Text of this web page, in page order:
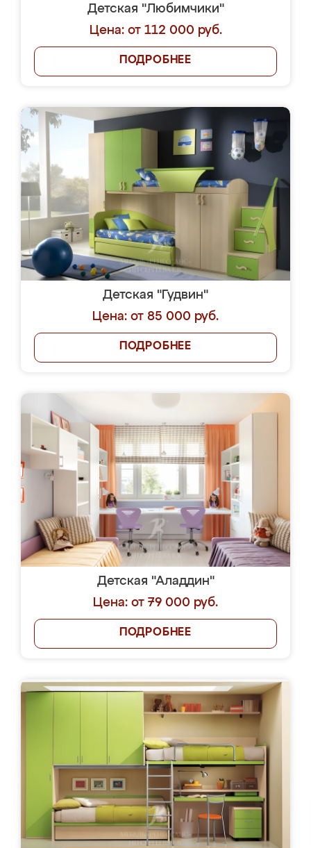
Детская "Любимчики"
Цена: от 112 000 руб.
ПОДРОБНЕЕ
Детская "Гудвин"
Цена: от 85 000 руб.
ПОДРОБНЕЕ
Детская "Аладдин"
Цена: от 79 000 руб.
ПОДРОБНЕЕ